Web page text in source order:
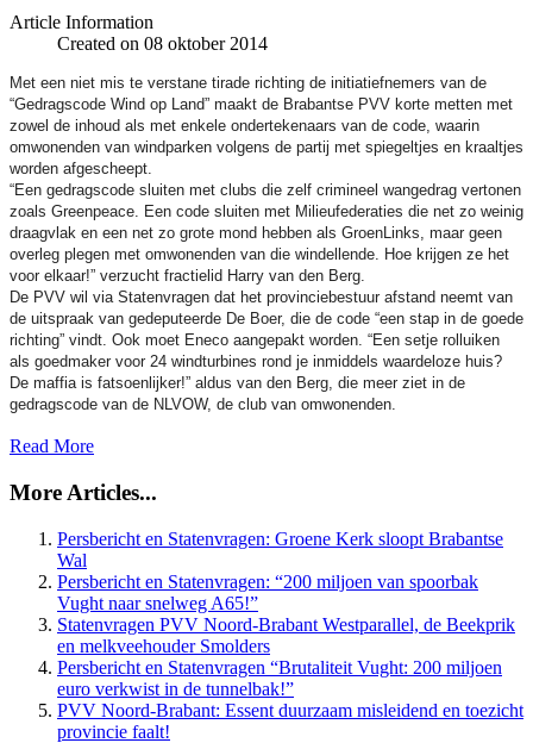
Article Information
Created on 08 oktober 2014
Met een niet mis te verstane tirade richting de initiatiefnemers van de
“Gedragscode Wind op Land” maakt de Brabantse PVV korte metten met
zowel de inhoud als met enkele ondertekenaars van de code, waarin
omwonenden van windparken volgens de partij met spiegeltjes en kraaltjes
worden afgescheept.
“Een gedragscode sluiten met clubs die zelf crimineel wangedrag vertonen
zoals Greenpeace. Een code sluiten met Milieufederaties die net zo weinig
draagvlak en een net zo grote mond hebben als GroenLinks, maar geen
overleg plegen met omwonenden van die windellende. Hoe krijgen ze het
voor elkaar!” verzucht fractielid Harry van den Berg.
De PVV wil via Statenvragen dat het provinciebestuur afstand neemt van
de uitspraak van gedeputeerde De Boer, die de code “een stap in de goede
richting” vindt. Ook moet Eneco aangepakt worden. “Een setje rolluiken
als goedmaker voor 24 windturbines rond je inmiddels waardeloze huis?
De maffia is fatsoenlijker!” aldus van den Berg, die meer ziet in de
gedragscode van de NLVOW, de club van omwonenden.
Read More
More Articles...
Persbericht en Statenvragen: Groene Kerk sloopt Brabantse
Wal
Persbericht en Statenvragen: “200 miljoen van spoorbak
Vught naar snelweg A65!”
Statenvragen PVV Noord-Brabant Westparallel, de Beekprik
en melkveehouder Smolders
Persbericht en Statenvragen “Brutaliteit Vught: 200 miljoen
euro verkwist in de tunnelbak!”
PVV Noord-Brabant: Essent duurzaam misleidend en toezicht
provincie faalt!